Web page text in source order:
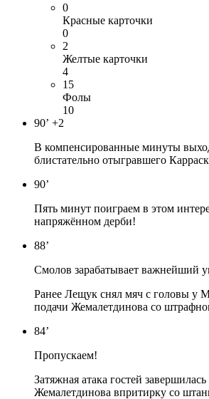
0
Красные карточки
0
2
Желтые карточки
4
15
Фолы
10
90’ +2
В компенсированные минуты
блистательно отыгравшего
90’
Пять минут поиграем в этом
напряжённом дерби!
88’
Смолов зарабатывает важнейший
Ранее Лещук снял мяч с головы у
подачи Жемалетдинова со
84’
Пропускаем!
Затяжная атака гостей
Жемалетдинова впритирку со